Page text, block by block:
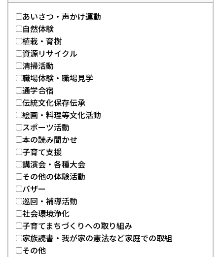
あいさつ・声かけ運動
自然体験
植栽・育樹
資源リサイクル
清掃活動
職場体験・職場見学
通学合宿
伝統文化保存伝承
絵画・料理等文化活動
スポーツ活動
本の読み聞かせ
子育て支援
講演会・各種大会
その他の体験活動
バザー
巡回・補導活動
社会環境浄化
子育てまちづくりへの取り組み
家族読書・我が家の憲法など家庭での取組
その他